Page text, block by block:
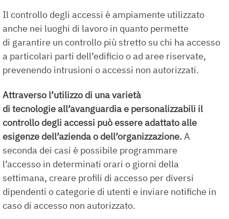
Il controllo degli accessi è ampiamente utilizzato
anche nei luoghi di lavoro in quanto permette
di garantire un controllo più stretto su chi ha accesso
a particolari parti dell’edificio o ad aree riservate,
prevenendo intrusioni o accessi non autorizzati.
Attraverso l’utilizzo di una varietà
di tecnologie all’avanguardia e personalizzabili il
controllo degli accessi può essere adattato alle
esigenze dell’azienda o dell’organizzazione.A
seconda dei casi è possibile programmare
l’accesso in determinati orari o giorni della
settimana, creare profili di accesso per diversi
dipendenti o categorie di utenti e inviare notifiche in
caso di accesso non autorizzato.